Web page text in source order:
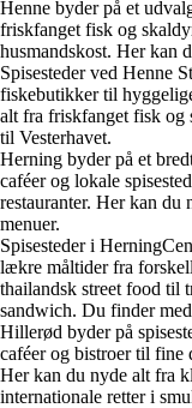
Henne byder på et
friskfanget fisk og
husmandskost. Her kan
Spisesteder ved Henne
fiskebutikker til
alt fra friskfanget fisk og
til Vesterhavet.
Herning byder på et
caféer og lokale
restauranter. Her kan
menuer.
Spisesteder i
lækre måltider fra
thailandsk street food til
sandwich. Du finder
Hillerød byder på
caféer og bistroer til fine
Her kan du nyde alt fra
internationale retter i